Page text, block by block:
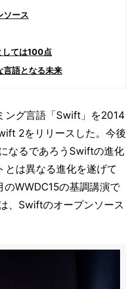
ソース
しては100点
言語となる未来
ング言語「Swift」を2014
2をリリースした。今後
なるであろうSwiftの進化
は異なる進化を遂げて
WWDC15の基調講演で
、Swiftのオープンソース